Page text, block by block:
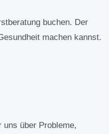
buchen. Der
machen kannst.
über Probleme,